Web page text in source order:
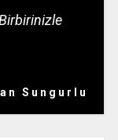
Sungurlu